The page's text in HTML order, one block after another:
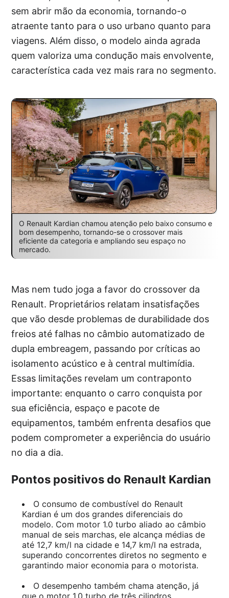
sem abrir mão da economia, tornando-o
atraente tanto para o uso urbano quanto para
viagens. Além disso, o modelo ainda agrada
quem valoriza uma condução mais envolvente,
característica cada vez mais rara no segmento.
O Renault Kardian chamou atenção pelo baixo consumo e
bom desempenho, tornando-se o crossover mais
eficiente da categoria e ampliando seu espaço no
mercado.
Mas nem tudo joga a favor do crossover da
Renault. Proprietários relatam insatisfações
que vão desde problemas de durabilidade dos
freios até falhas no câmbio automatizado de
dupla embreagem, passando por críticas ao
isolamento acústico e à central multimídia.
Essas limitações revelam um contraponto
importante: enquanto o carro conquista por
sua eficiência, espaço e pacote de
equipamentos, também enfrenta desafios que
podem comprometer a experiência do usuário
no dia a dia.
Pontos positivos do Renault Kardian
O consumo de combustível do Renault
Kardian é um dos grandes diferenciais do
modelo. Com motor 1.0 turbo aliado ao câmbio
manual de seis marchas, ele alcança médias de
até 12,7 km/l na cidade e 14,7 km/l na estrada,
superando concorrentes diretos no segmento e
garantindo maior economia para o motorista.
O desempenho também chama atenção, já
que o motor 1.0 turbo de três cilindros,